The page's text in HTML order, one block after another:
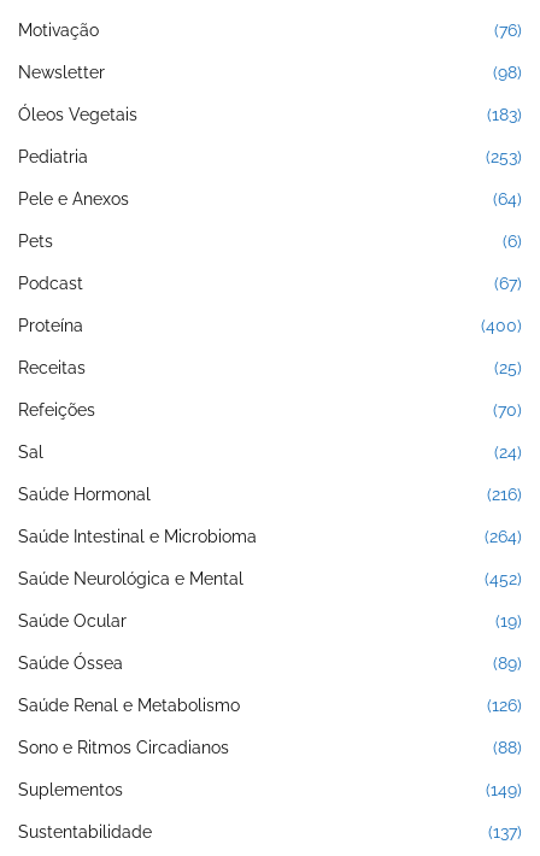
Motivação (76)
Newsletter (98)
Óleos Vegetais (183)
Pediatria (253)
Pele e Anexos (64)
Pets (6)
Podcast (67)
Proteína (400)
Receitas (25)
Refeições (70)
Sal (24)
Saúde Hormonal (216)
Saúde Intestinal e Microbioma (264)
Saúde Neurológica e Mental (452)
Saúde Ocular (19)
Saúde Óssea (89)
Saúde Renal e Metabolismo (126)
Sono e Ritmos Circadianos (88)
Suplementos (149)
Sustentabilidade (137)